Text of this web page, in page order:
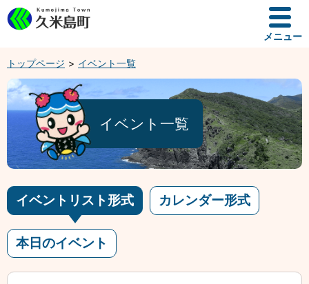
メニュー
トップページ イベント一覧
イベント一覧
イベントリスト形式 カレンダー形式
本日のイベント